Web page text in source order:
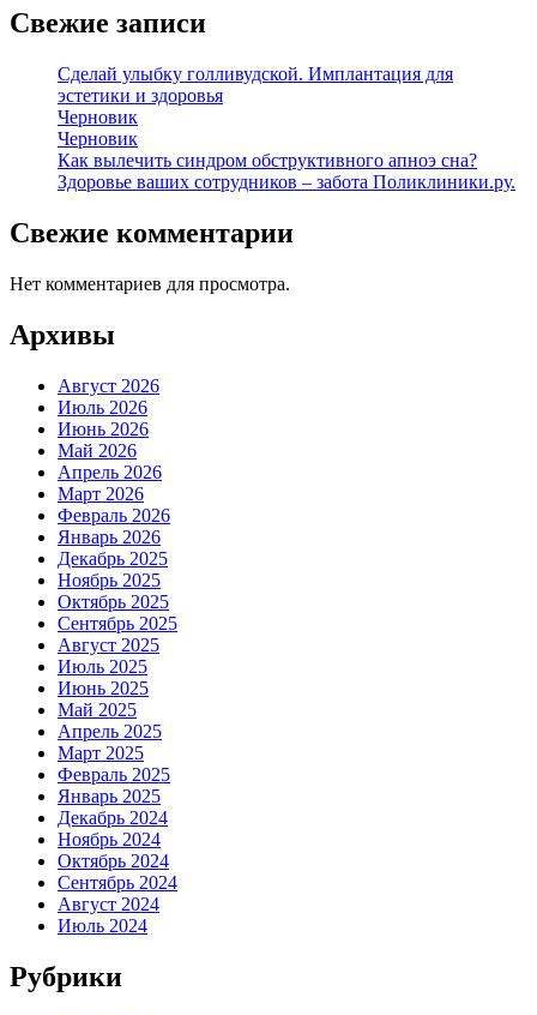
Свежие записи
Сделай улыбку голливудской. Имплантация для
эстетики и здоровья
Черновик
Черновик
Как вылечить синдром обструктивного апноэ сна?
Здоровье ваших сотрудников – забота Поликлиники.ру.
Свежие комментарии
Нет комментариев для просмотра.
Архивы
Август 2026
Июль 2026
Июнь 2026
Май 2026
Апрель 2026
Март 2026
Февраль 2026
Январь 2026
Декабрь 2025
Ноябрь 2025
Октябрь 2025
Сентябрь 2025
Август 2025
Июль 2025
Июнь 2025
Май 2025
Апрель 2025
Март 2025
Февраль 2025
Январь 2025
Декабрь 2024
Ноябрь 2024
Октябрь 2024
Сентябрь 2024
Август 2024
Июль 2024
Рубрики